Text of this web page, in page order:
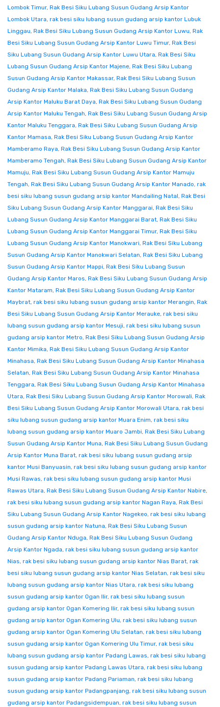
Lombok Timur, Rak Besi Siku Lubang Susun Gudang Arsip Kantor
Lombok Utara, rak besi siku lubang susun gudang arsip kantor Lubuk
Linggau, Rak Besi Siku Lubang Susun Gudang Arsip Kantor Luwu, Rak
Besi Siku Lubang Susun Gudang Arsip Kantor Luwu Timur, Rak Besi
Siku Lubang Susun Gudang Arsip Kantor Luwu Utara, Rak Besi Siku
Lubang Susun Gudang Arsip Kantor Majene, Rak Besi Siku Lubang
Susun Gudang Arsip Kantor Makassar, Rak Besi Siku Lubang Susun
Gudang Arsip Kantor Malaka, Rak Besi Siku Lubang Susun Gudang
Arsip Kantor Maluku Barat Daya, Rak Besi Siku Lubang Susun Gudang
Arsip Kantor Maluku Tengah, Rak Besi Siku Lubang Susun Gudang Arsip
Kantor Maluku Tenggara, Rak Besi Siku Lubang Susun Gudang Arsip
Kantor Mamasa, Rak Besi Siku Lubang Susun Gudang Arsip Kantor
Mamberamo Raya, Rak Besi Siku Lubang Susun Gudang Arsip Kantor
Mamberamo Tengah, Rak Besi Siku Lubang Susun Gudang Arsip Kantor
Mamuju, Rak Besi Siku Lubang Susun Gudang Arsip Kantor Mamuju
Tengah, Rak Besi Siku Lubang Susun Gudang Arsip Kantor Manado, rak
besi siku lubang susun gudang arsip kantor Mandailing Natal, Rak Besi
Siku Lubang Susun Gudang Arsip Kantor Manggarai, Rak Besi Siku
Lubang Susun Gudang Arsip Kantor Manggarai Barat, Rak Besi Siku
Lubang Susun Gudang Arsip Kantor Manggarai Timur, Rak Besi Siku
Lubang Susun Gudang Arsip Kantor Manokwari, Rak Besi Siku Lubang
Susun Gudang Arsip Kantor Manokwari Selatan, Rak Besi Siku Lubang
Susun Gudang Arsip Kantor Mappi, Rak Besi Siku Lubang Susun
Gudang Arsip Kantor Maros, Rak Besi Siku Lubang Susun Gudang Arsip
Kantor Mataram, Rak Besi Siku Lubang Susun Gudang Arsip Kantor
Maybrat, rak besi siku lubang susun gudang arsip kantor Merangin, Rak
Besi Siku Lubang Susun Gudang Arsip Kantor Merauke, rak besi siku
lubang susun gudang arsip kantor Mesuji, rak besi siku lubang susun
gudang arsip kantor Metro, Rak Besi Siku Lubang Susun Gudang Arsip
Kantor Mimika, Rak Besi Siku Lubang Susun Gudang Arsip Kantor
Minahasa, Rak Besi Siku Lubang Susun Gudang Arsip Kantor Minahasa
Selatan, Rak Besi Siku Lubang Susun Gudang Arsip Kantor Minahasa
Tenggara, Rak Besi Siku Lubang Susun Gudang Arsip Kantor Minahasa
Utara, Rak Besi Siku Lubang Susun Gudang Arsip Kantor Morowali, Rak
Besi Siku Lubang Susun Gudang Arsip Kantor Morowali Utara, rak besi
siku lubang susun gudang arsip kantor Muara Enim, rak besi siku
lubang susun gudang arsip kantor Muaro Jambi, Rak Besi Siku Lubang
Susun Gudang Arsip Kantor Muna, Rak Besi Siku Lubang Susun Gudang
Arsip Kantor Muna Barat, rak besi siku lubang susun gudang arsip
kantor Musi Banyuasin, rak besi siku lubang susun gudang arsip kantor
Musi Rawas, rak besi siku lubang susun gudang arsip kantor Musi
Rawas Utara, Rak Besi Siku Lubang Susun Gudang Arsip Kantor Nabire,
rak besi siku lubang susun gudang arsip kantor Nagan Raya, Rak Besi
Siku Lubang Susun Gudang Arsip Kantor Nagekeo, rak besi siku lubang
susun gudang arsip kantor Natuna, Rak Besi Siku Lubang Susun
Gudang Arsip Kantor Nduga, Rak Besi Siku Lubang Susun Gudang
Arsip Kantor Ngada, rak besi siku lubang susun gudang arsip kantor
Nias, rak besi siku lubang susun gudang arsip kantor Nias Barat, rak
besi siku lubang susun gudang arsip kantor Nias Selatan, rak besi siku
lubang susun gudang arsip kantor Nias Utara, rak besi siku lubang
susun gudang arsip kantor Ogan Ilir, rak besi siku lubang susun
gudang arsip kantor Ogan Komering Ilir, rak besi siku lubang susun
gudang arsip kantor Ogan Komering Ulu, rak besi siku lubang susun
gudang arsip kantor Ogan Komering Ulu Selatan, rak besi siku lubang
susun gudang arsip kantor Ogan Komering Ulu Timur, rak besi siku
lubang susun gudang arsip kantor Padang Lawas, rak besi siku lubang
susun gudang arsip kantor Padang Lawas Utara, rak besi siku lubang
susun gudang arsip kantor Padang Pariaman, rak besi siku lubang
susun gudang arsip kantor Padangpanjang, rak besi siku lubang susun
gudang arsip kantor Padangsidempuan, rak besi siku lubang susun